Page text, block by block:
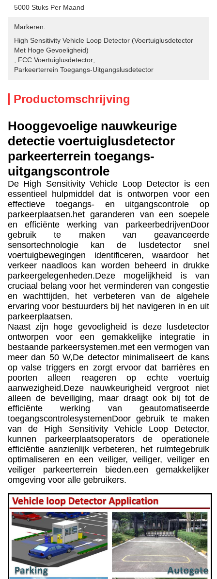
5000 Stuks Per Maand
Markeren:
High Sensitivity Vehicle Loop Detector (Voertuiglusdetector
Met Hoge Gevoeligheid)
FCC Voertuiglusdetector
Parkeerterrein Toegangs-Uitgangslusdetector
Productomschrijving
Hooggevoelige nauwkeurige
detectie voertuiglusdetector
parkeerterrein toegangs-
uitgangscontrole
De High Sensitivity Vehicle Loop Detector is een
essentieel hulpmiddel dat is ontworpen voor een
effectieve toegangs- en uitgangscontrole op
parkeerplaatsen.het garanderen van een soepele
en efficiënte werking van parkeerbedrijvenDoor
gebruik te maken van geavanceerde
sensortechnologie kan de lusdetector snel
voertuigbewegingen identificeren, waardoor het
verkeer naadloos kan worden beheerd in drukke
parkeergelegenheden.Deze mogelijkheid is van
cruciaal belang voor het verminderen van congestie
en wachttijden, het verbeteren van de algehele
ervaring voor bestuurders bij het navigeren in en uit
parkeerplaatsen.
Naast zijn hoge gevoeligheid is deze lusdetector
ontworpen voor een gemakkelijke integratie in
bestaande parkeersystemen.met een vermogen van
meer dan 50 W,De detector minimaliseert de kans
op valse triggers en zorgt ervoor dat barrières en
poorten alleen reageren op echte voertuig
aanwezigheid.Deze nauwkeurigheid vergroot niet
alleen de beveiliging, maar draagt ook bij tot de
efficiënte werking van geautomatiseerde
toegangscontrolesystemenDoor gebruik te maken
van de High Sensitivity Vehicle Loop Detector,
kunnen parkeerplaatsoperators de operationele
efficiëntie aanzienlijk verbeteren, het ruimtegebruik
optimaliseren en een veiliger, veiliger, veiliger en
veiliger parkeerterrein bieden.een gemakkelijker
omgeving voor alle gebruikers.